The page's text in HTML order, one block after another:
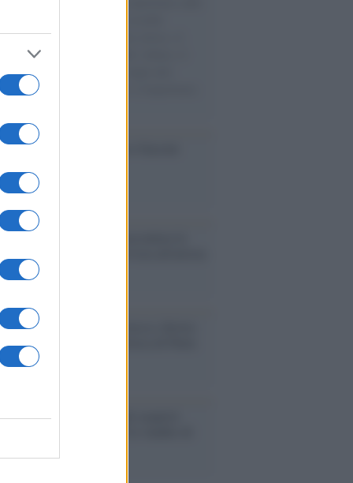
israeliano. Una guerra atroce, il
di disumanizzazione delle vittime, il
del governo italiano e degli altri
il ritorno al colonialismo. L'importanza
/Al maestro Francesco Guccini
/Quando Guccini raccontava le
definiva un 'narratore'
/Disinformazione russa e destra:
la macchina propagandistica di Putin
la crisi di Ceuta
/Sale il numero degli acquisti